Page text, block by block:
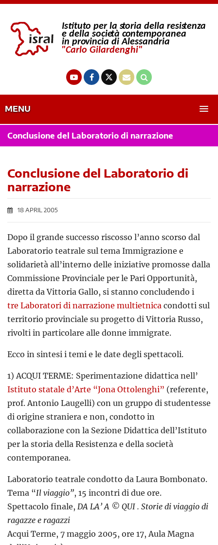
MENU
Conclusione del Laboratorio di narrazione
Conclusione del Laboratorio di
narrazione
18 APRIL 2005
Dopo il grande successo riscosso l’anno scorso dal
Laboratorio teatrale sul tema Immigrazione e
solidarietà all’interno delle iniziative promosse dalla
Commissione Provinciale per le Pari Opportunità,
diretta da Vittoria Gallo, si stanno concludendo i
tre Laboratori di narrazione multietnica condotti sul
territorio provinciale su progetto di Vittoria Russo,
rivolti in particolare alle donne immigrate.
Ecco in sintesi i temi e le date degli spettacoli.
1) ACQUI TERME: Sperimentazione didattica nell’
Istituto statale d’Arte “Jona Ottolenghi” (referente,
prof. Antonio Laugelli) con un gruppo di studentesse
di origine straniera e non, condotto in
collaborazione con la Sezione Didattica dell’Istituto
per la storia della Resistenza e della società
contemporanea.
Laboratorio teatrale condotto da Laura Bombonato.
Tema “Il viaggio”, 15 incontri di due ore.
Spettacolo finale, DA LA’ A © QUI . Storie di viaggio di
ragazze e ragazzi
Acqui Terme, 7 maggio 2005, ore 17, Aula Magna